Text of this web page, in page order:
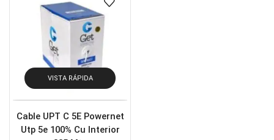
VISTA RÁPIDA
Cable UPT C 5E Powernet
Utp 5e 100% Cu Interior